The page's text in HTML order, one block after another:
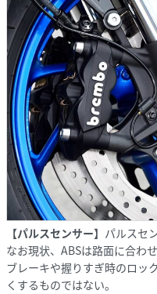
【パルスセンサー】 パルスセ
なお現状、ABSは路面に合わ
ブレーキや握りすぎ時のロッ
くするものではない。